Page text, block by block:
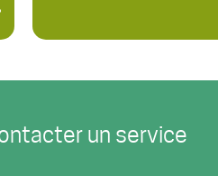
un service